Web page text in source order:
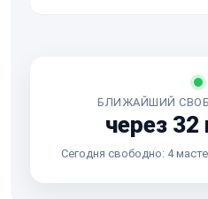
БЛИЖАЙШИЙ
через
Сегодня свободно: 4